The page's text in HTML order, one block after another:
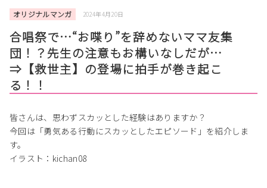
オリジナルマンガ 2024年4月20日
合唱祭で…“お喋り”を辞めないママ友集
団！？先生の注意もお構いなしだが…
⇒【救世主】の登場に拍手が巻き起こ
る！！
皆さんは、思わずスカッとした経験はありますか？
今回は「勇気ある行動にスカッとしたエピソード」を紹介しま
す。
イラスト：kichan08